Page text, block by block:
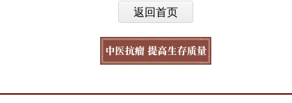
返回首页